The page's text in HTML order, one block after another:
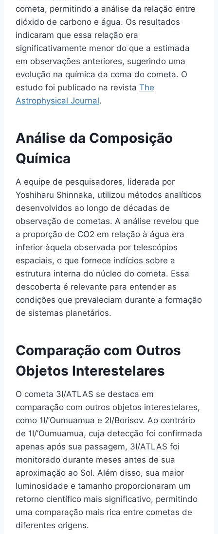
cometa, permitindo a análise da relação entre
dióxido de carbono e água. Os resultados
indicaram que essa relação era
significativamente menor do que a estimada
em observações anteriores, sugerindo uma
evolução na química da coma do cometa. O
estudo foi publicado na revista The
Astrophysical Journal.
Análise da Composição
Química
A equipe de pesquisadores, liderada por
Yoshiharu Shinnaka, utilizou métodos analíticos
desenvolvidos ao longo de décadas de
observação de cometas. A análise revelou que
a proporção de CO2 em relação à água era
inferior àquela observada por telescópios
espaciais, o que fornece indícios sobre a
estrutura interna do núcleo do cometa. Essa
descoberta é relevante para entender as
condições que prevaleciam durante a formação
de sistemas planetários.
Comparação com Outros
Objetos Interestelares
O cometa 3I/ATLAS se destaca em
comparação com outros objetos interestelares,
como 1I/’Oumuamua e 2I/Borisov. Ao contrário
de 1I/’Oumuamua, cuja detecção foi confirmada
apenas após sua passagem, 3I/ATLAS foi
monitorado durante meses antes de sua
aproximação ao Sol. Além disso, sua maior
luminosidade e tamanho proporcionaram um
retorno científico mais significativo, permitindo
uma comparação mais rica entre cometas de
diferentes origens.